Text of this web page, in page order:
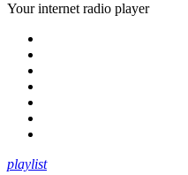
Your internet radio player
playlist